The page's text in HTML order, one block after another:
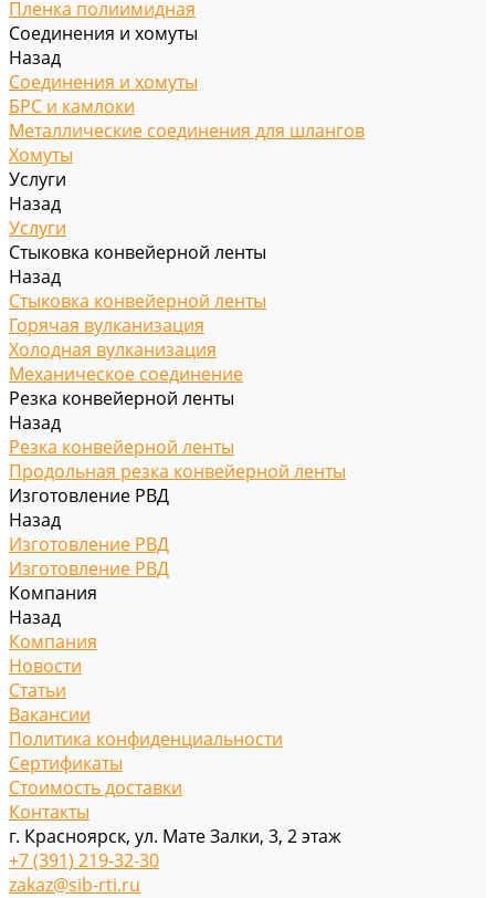
Пленка полиимидная
Соединения и хомуты
Назад
Соединения и хомуты
БРС и камлоки
Металлические соединения для шлангов
Хомуты
Услуги
Назад
Услуги
Стыковка конвейерной ленты
Назад
Стыковка конвейерной ленты
Горячая вулканизация
Холодная вулканизация
Механическое соединение
Резка конвейерной ленты
Назад
Резка конвейерной ленты
Продольная резка конвейерной ленты
Изготовление РВД
Назад
Изготовление РВД
Изготовление РВД
Компания
Назад
Компания
Новости
Статьи
Вакансии
Политика конфиденциальности
Сертификаты
Стоимость доставки
Контакты
г. Красноярск, ул. Мате Залки, 3, 2 этаж
+7 (391) 219-32-30
zakaz@sib-rti.ru